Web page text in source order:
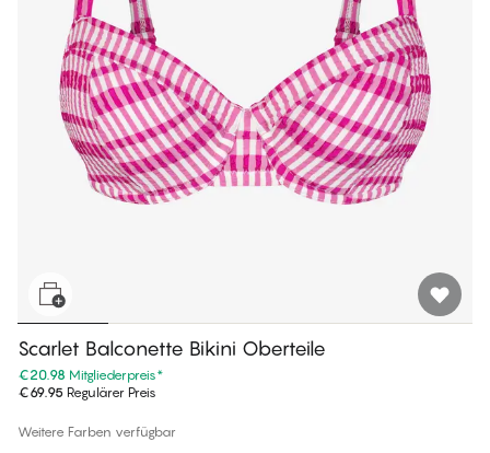
Scarlet Balconette Bikini Oberteile
€20.98 Mitgliederpreis*
€69.95 Regulärer Preis
Weitere Farben verfügbar